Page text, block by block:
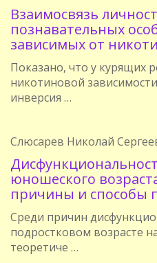
Взаимосвязь
познавательных
зависимых от
Показано, что у курящих
никотиновой
инверсия …
Слюсарев Николай
юношеского
причины и способы
Среди причин
подростковом возрасте
теоретиче …